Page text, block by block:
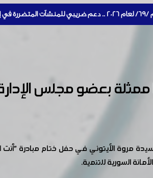
بعضو مجلس
الأيتوني في حفل ختام مبادرة "أنت
السورية للتنمية.